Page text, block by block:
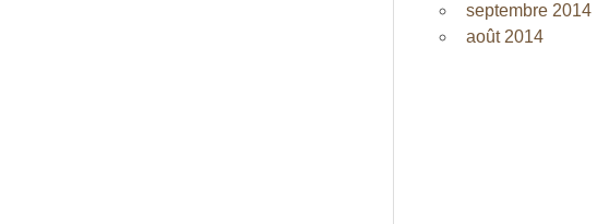
septembre 2014
août 2014